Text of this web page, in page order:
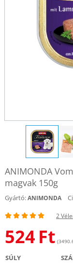
ANIMONDA
magvak 150g
Gyártó:ANIMONDA
2
524 Ft
SÚLY